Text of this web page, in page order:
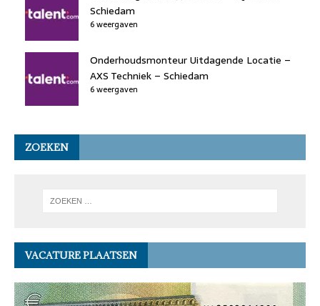
Schiedam
6 weergaven
Onderhoudsmonteur Uitdagende Locatie –
AXS Techniek – Schiedam
6 weergaven
ZOEKEN
VACATURE PLAATSEN